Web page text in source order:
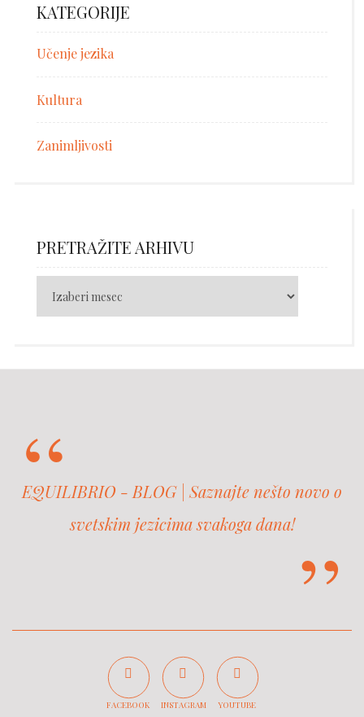
KATEGORIJE
Učenje jezika
Kultura
Zanimljivosti
PRETRAŽITE ARHIVU
EQUILIBRIO - BLOG | Saznajte nešto novo o
svetskim jezicima svakoga dana!
FACEBOOK INSTAGRAM YOUTUBE